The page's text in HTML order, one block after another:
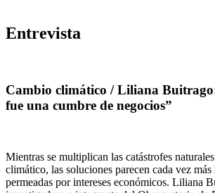
Entrevista
Cambio climático / Liliana
fue una cumbre de negocios”
Mientras se multiplican las catástrofes
climático, las soluciones parecen cada vez más
permeadas por intereses económicos. Liliana